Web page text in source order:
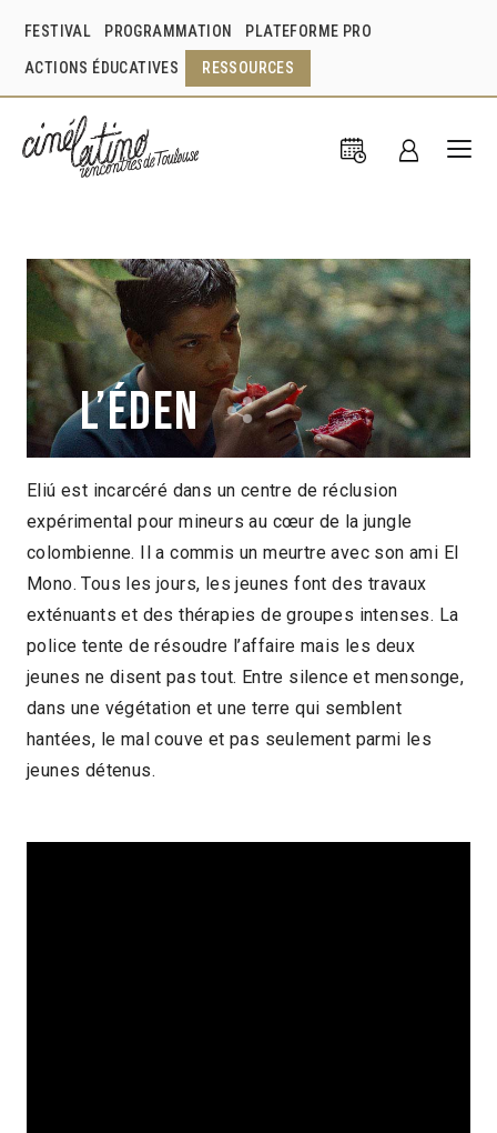
FESTIVAL PROGRAMMATION PLATEFORME PRO
ACTIONS ÉDUCATIVES RESSOURCES
L’Éden
Andrés Ramírez Pulido Colombie
2022
1h26
2023 > Focus : Cinéma colombien
contemporain
Eliú est incarcéré dans un centre de réclusion
expérimental pour mineurs au cœur de la jungle
colombienne. Il a commis un meurtre avec son ami El
Mono. Tous les jours, les jeunes font des travaux
exténuants et des thérapies de groupes intenses. La
police tente de résoudre l’affaire mais les deux
jeunes ne disent pas tout. Entre silence et mensonge,
dans une végétation et une terre qui semblent
hantées, le mal couve et pas seulement parmi les
jeunes détenus.